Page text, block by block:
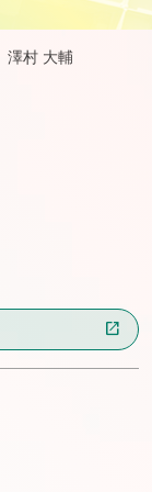
澤村 大輔